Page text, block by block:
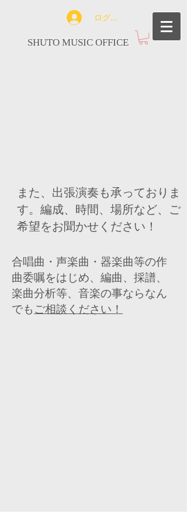
ログイン
SHUTO MUSIC OFFICE
また、出張演奏も承っておりま
す。編成、時間、場所など、ご
希望をお聞かせください！
合唱曲・声楽曲・器楽曲等の作
曲委嘱をはじめ、編曲、採譜、
楽曲分析等、音楽の事ならなん
でもご相談ください！